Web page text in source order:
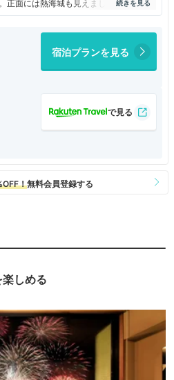
正面には熱海城も見えました。
かったです。朝は、綺麗な日の出も見ら
宿泊プランを見る
しめる